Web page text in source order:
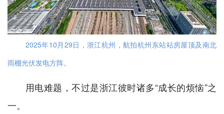
2025年10月29日，浙江杭州，航拍杭州东站站房屋顶及南北
雨棚光伏发电方阵。
用电难题，不过是浙江彼时诸多“成长的烦恼”之
一。